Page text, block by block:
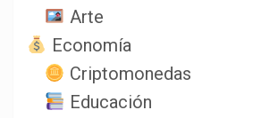
Arte
Economía
Criptomonedas
Educación